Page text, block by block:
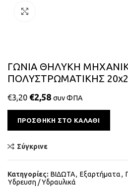
ΓΩΝΙΑ ΘΗΛΥΚΗ
ΠΟΛΥΣΤΡΩΜΑΤΙΚΗΣ
€3,20 €2,58 συν ΦΠΑ
ΠΡΟΣΘΉΚΗ ΣΤΟ ΚΑΛΆΘΙ
Σύγκρινε
Κατηγορίες: ΒΙΔΩΤΑ, Εξαρτήματα,
Υδρευση / Υδραυλικά